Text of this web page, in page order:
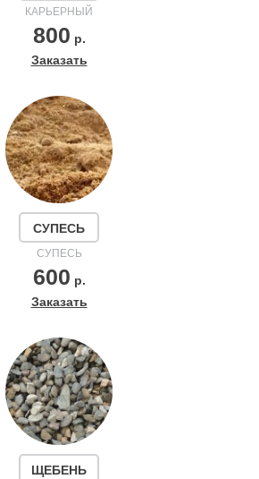
КАРЬЕРНЫЙ
800 р.
Заказать
СУПЕСЬ
СУПЕСЬ
600 р.
Заказать
ЩЕБЕНЬ